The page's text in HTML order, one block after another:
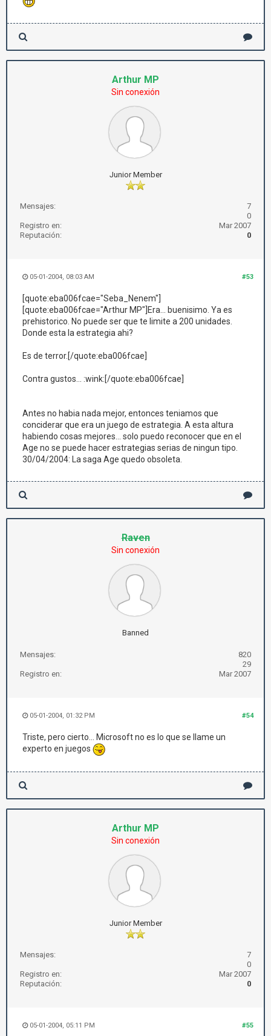
Arthur MP
Sin conexión
Junior Member
Mensajes:
7
0
Registro en:
Mar 2007
Reputación:
0
#53
05-01-2004, 08:03 AM
[quote:eba006fcae="Seba_Nenem"]
[quote:eba006fcae="Arthur MP"]Era... buenisimo. Ya es
prehistorico. No puede ser que te limite a 200 unidades.
Donde esta la estrategia ahi?
Es de terror.[/quote:eba006fcae]
Contra gustos... :wink:[/quote:eba006fcae]
Antes no habia nada mejor, entonces teniamos que
conciderar que era un juego de estrategia. A esta altura
habiendo cosas mejores... solo puedo reconocer que en el
Age no se puede hacer estrategias serias de ningun tipo.
30/04/2004: La saga Age quedo obsoleta.
Raven
Sin conexión
Banned
Mensajes:
820
29
Registro en:
Mar 2007
#54
05-01-2004, 01:32 PM
Triste, pero cierto... Microsoft no es lo que se llame un
experto en juegos
Arthur MP
Sin conexión
Junior Member
Mensajes:
7
0
Registro en:
Mar 2007
Reputación:
0
#55
05-01-2004, 05:11 PM